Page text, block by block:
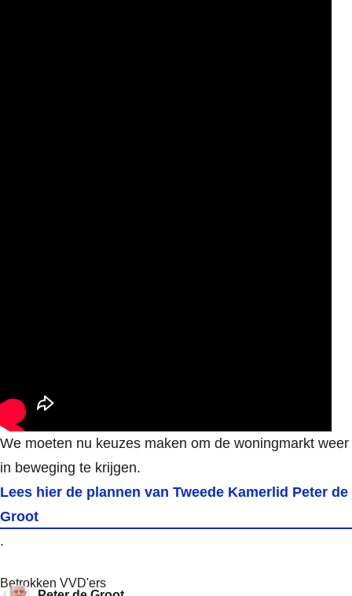
We moeten nu keuzes maken om de woningmarkt weer
in beweging te krijgen.
Lees hier de plannen van Tweede Kamerlid Peter de
Groot
.
Betrokken VVD'ers